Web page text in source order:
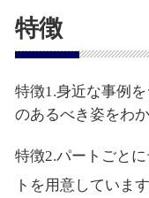
特徴
特徴1.身近な事例
のあるべき姿をわ
特徴2.パートごと
トを用意していま